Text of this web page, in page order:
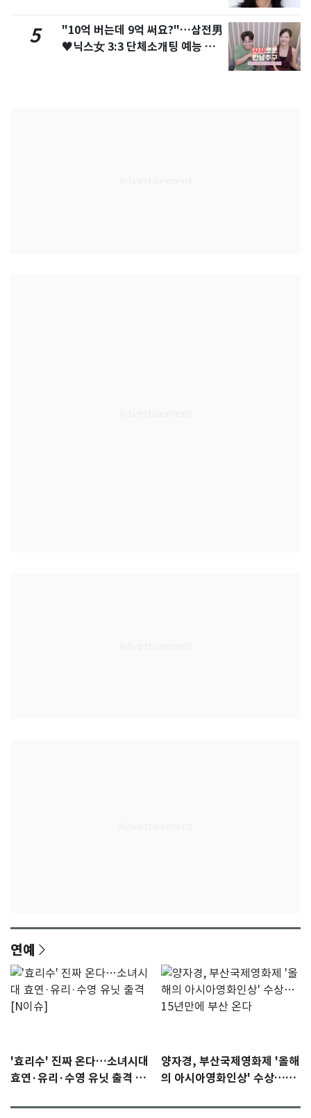
5
"10억 버는데 9억 써요?"…삼전男
♥닉스女 3:3 단체소개팅 예능 화
연예
'효리수' 진짜 온다…소녀시대
효연·유리·수영 유닛 출격 [N
양자경, 부산국제영화제 '올해
의 아시아영화인상' 수상…15